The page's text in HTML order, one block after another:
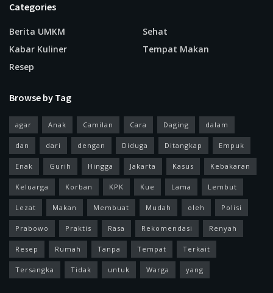
Categories
Berita UMKM
Kabar Kuliner
Resep
Sehat
Tempat Makan
Browse by Tag
agar Anak Camilan Cara Daging dalam
dan dari dengan Diduga Ditangkap Empuk
Enak Gurih Hingga Jakarta Kasus Kebakaran
Keluarga Korban KPK Kue Lama Lembut
Lezat Makan Membuat Mudah oleh Polisi
Prabowo Praktis Rasa Rekomendasi Renyah
Resep Rumah Tanpa Tempat Terkait
Tersangka Tidak untuk Warga yang